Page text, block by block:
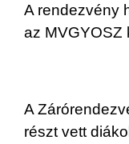
A rendezvény
az MVGYOSZ
A
részt vett